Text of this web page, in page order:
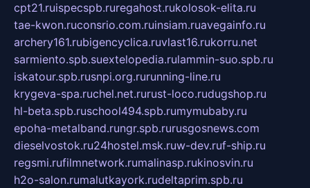
cpt21.ruispecspb.ruregahost.rukolosok-elita.ru
tae-kwon.ruconsrio.com.ruinsiam.ruavegainfo.ru
archery161.rubigencyclica.ruvlast16.rukorru.net
sarmiento.spb.suextelopedia.rulammin-suo.spb.ru
iskatour.spb.rusnpi.org.rurunning-line.ru
krygeva-spa.ruchel.net.rurust-loco.rudugshop.ru
hl-beta.spb.ruschool494.spb.rumymubaby.ru
epoha-metalband.rungr.spb.rurusgosnews.com
dieselvostok.ru24hostel.msk.ruw-dev.ruf-ship.ru
regsmi.rufilmnetwork.rumalinasp.rukinosvin.ru
h2o-salon.rumalutkayork.rudeltaprim.spb.ru